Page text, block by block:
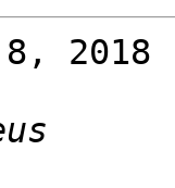
8, 2018